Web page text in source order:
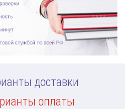
доставки
оплаты